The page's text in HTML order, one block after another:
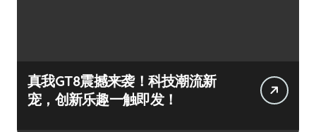
真我GT8震撼来袭！科技潮流新
宠，创新乐趣一触即发！